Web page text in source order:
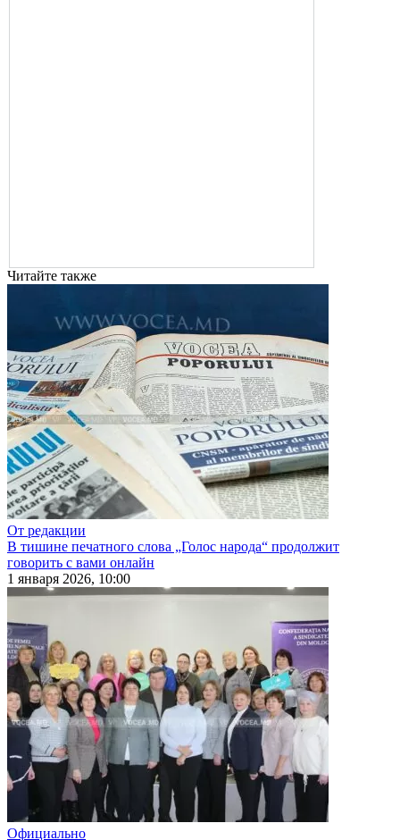
Читайте также
От редакции
В тишине печатного слова „Голос народа“ продолжит
говорить с вами онлайн
1 января 2026, 10:00
Официально